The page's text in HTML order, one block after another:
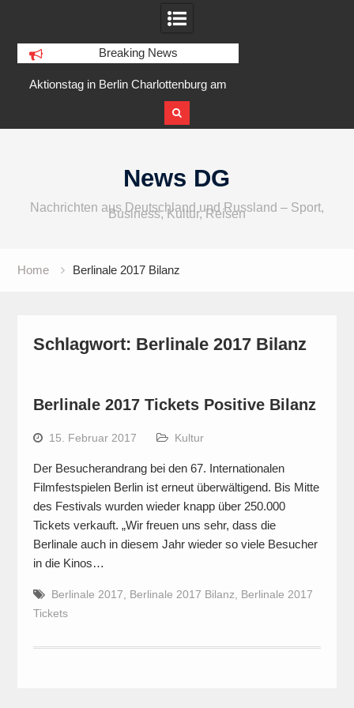
Breaking News
Aktionstag in Berlin Charlottenburg am
5 August 2026 am Goslarer Ufer
News DG
Nachrichten aus Deutschland und Russland – Sport,
Business, Kultur, Reisen
Home Berlinale 2017 Bilanz
Schlagwort: Berlinale 2017 Bilanz
Berlinale 2017 Tickets Positive Bilanz
15. Februar 2017 Kultur
Der Besucherandrang bei den 67. Internationalen
Filmfestspielen Berlin ist erneut überwältigend. Bis Mitte
des Festivals wurden wieder knapp über 250.000
Tickets verkauft. „Wir freuen uns sehr, dass die
Berlinale auch in diesem Jahr wieder so viele Besucher
in die Kinos…
Berlinale 2017 Berlinale 2017 Bilanz
Berlinale 2017
Tickets